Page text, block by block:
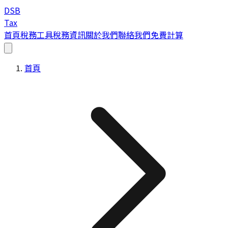
DSB
Tax
首頁稅務工具稅務資訊關於我們聯絡我們免費計算
首頁